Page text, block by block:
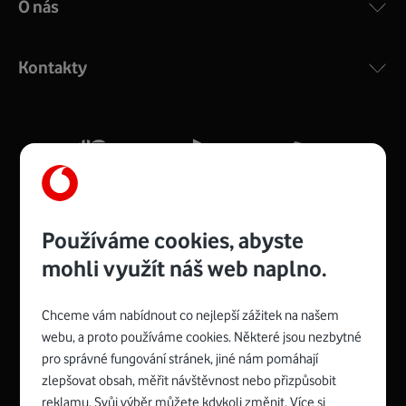
COMPAL CH7465VF
silný signál pro celou domácnost. Kompaktní rozměry 21
Více o COMPAL CH7465VF
Zyxel VMG8623-T50B:
Rozměry modemu jsou 16 x 22 x 7,5 cm (včetně stojánku)
Spojte se s Vodafonem
O nás
Kontakty
Používáme cookies, abyste
mohli využít náš web naplno.
Chceme vám nabídnout co nejlepší zážitek na našem
webu, a proto používáme cookies. Některé jsou nezbytné
pro správné fungování stránek, jiné nám pomáhají
zlepšovat obsah, měřit návštěvnost nebo přizpůsobit
reklamu. Svůj výběr můžete kdykoli změnit. Více si